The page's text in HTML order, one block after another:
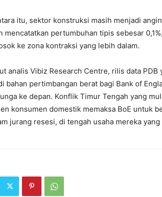
itu, sektor konstruksi masih menjadi
mencatatkan pertumbuhan tipis sebesar
ke zona kontraksi yang lebih dalam.
analis Vibiz Research Centre, rilis data
bahan pertimbangan berat bagi Bank of
ke depan. Konflik Timur Tengah yang
konsumen domestik memaksa BoE untuk
jurang resesi, di tengah usaha mereka